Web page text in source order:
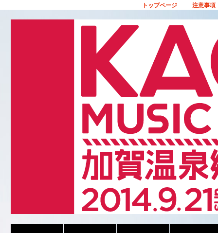
トップページ 注意事項